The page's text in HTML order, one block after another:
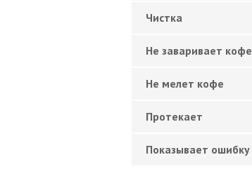
Чистка
Не заваривает кофе
Не мелет кофе
Протекает
Показывает ошибку